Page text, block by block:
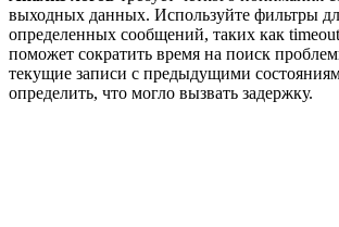
выходных данных. Используйте фильтры
определенных сообщений, таких как
поможет сократить время на поиск
текущие записи с предыдущими
определить, что могло вызвать задержку.